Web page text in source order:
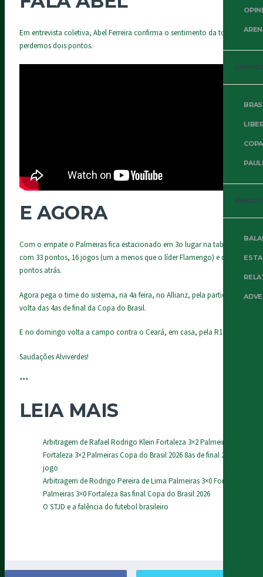
Em entrevista coletiva, Abel Ferreira confirma o sentimento da torcida:
perdemos dois pontos.
E AGORA
Com o empate o Palmeiras fica estacionado em 3o lugar na tabela,
com 33 pontos, 16 jogos (um a menos que o líder Flamengo) e quatro
pontos atrás.
Agora pega o time do sistema, na 4a feira, no Allianz, pela partida de
volta das 4as de final da Copa do Brasil.
E no domingo volta a campo contra o Ceará, em casa, pela R19.
Saudações Alviverdes!
***
LEIA MAIS
Arbitragem de Rafael Rodrigo Klein Fortaleza 3×2 Palmeiras
Fortaleza 3×2 Palmeiras Copa do Brasil 2026 8as de final 2o
jogo
Arbitragem de Rodrigo Pereira de Lima Palmeiras 3×0 Fortaleza
Palmeiras 3×0 Fortaleza 8as final Copa do Brasil 2026
O STJD e a falência do futebol brasileiro